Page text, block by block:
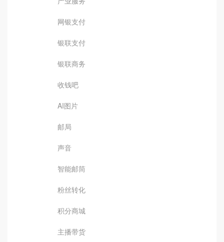
网银支付
银联支付
银联商务
收钱吧
AI图片
邮局
声音
智能邮筒
粉丝转化
积分商城
主播带货